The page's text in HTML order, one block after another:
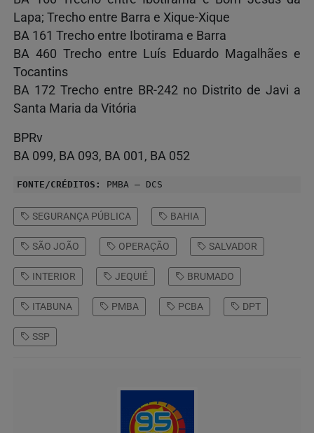
Lapa; Trecho entre Barra e Xique-Xique
BA 161 Trecho entre Ibotirama e Barra
BA 460 Trecho entre Luís Eduardo Magalhães e
Tocantins
BA 172 Trecho entre BR-242 no Distrito de Javi a
Santa Maria da Vitória
BPRv
BA 099, BA 093, BA 001, BA 052
FONTE/CRÉDITOS: PMBA – DCS
SEGURANÇA PÚBLICA BAHIA
SÃO JOÃO OPERAÇÃO SALVADOR
INTERIOR JEQUIÉ BRUMADO
ITABUNA PMBA PCBA DPT
SSP